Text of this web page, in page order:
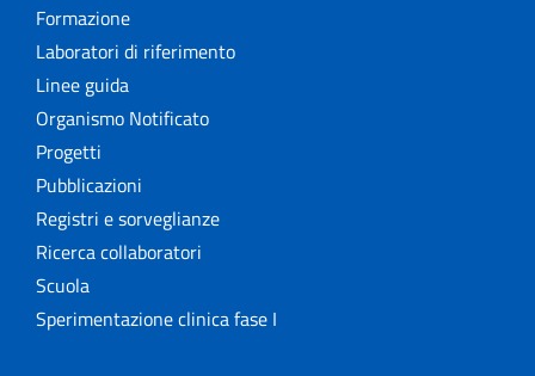
Formazione
Laboratori di riferimento
Linee guida
Organismo Notificato
Progetti
Pubblicazioni
Registri e sorveglianze
Ricerca collaboratori
Scuola
Sperimentazione clinica fase I